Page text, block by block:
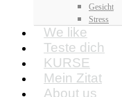
Gesicht
Stress
We like
Teste dich
KURSE
Mein Zitat
About us